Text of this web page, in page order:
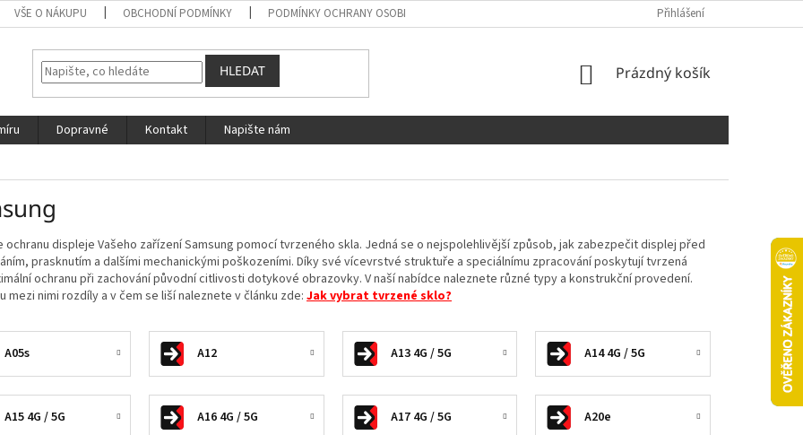
VŠE O NÁKUPU OBCHODNÍ PODMÍNKY PODMÍNKY OCHRANY OSOBNÍCH ÚDAJŮ Přihlášení
HLEDAT
NÁKUPNÍ
Prázdný košík
Dopravné Kontakt
Napište nám
ochranu displeje Vašeho zařízení Samsung pomocí tvrzeného skla. Jedná se o nejspolehlivější způsob, jak zabezpečit displej před
prasknutím a dalšími mechanickými poškozeními. Díky své vícevrstvé struktuře a speciálnímu zpracování poskytují tvrzená
ochranu při zachování původní citlivosti dotykové obrazovky. V naší nabídce naleznete různé typy a konstrukční provedení.
mezi nimi rozdíly a v čem se liší naleznete v článku zde: Jak vybrat tvrzené sklo?
A05s A12 A13 4G / 5G A14 4G / 5G
A15 4G / 5G A16 4G / 5G A17 4G / 5G A20e